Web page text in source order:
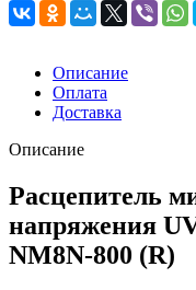
Описание
Оплата
Доставка
Описание
Расцепитель
напряжения
NM8N-800 (R)